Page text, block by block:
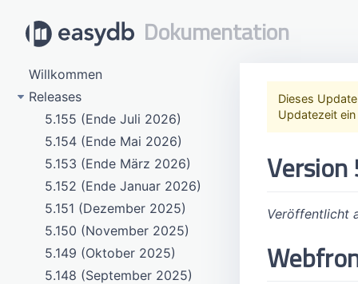
Dokumentation
Willkommen
Releases
5.155 (Ende Juli 2026)
5.154 (Ende Mai 2026)
5.153 (Ende März 2026)
5.152 (Ende Januar 2026)
5.151 (Dezember 2025)
5.150 (November 2025)
5.149 (Oktober 2025)
5.148 (September 2025)
Dieses
Updatezeit ein
Version
Veröffentlicht